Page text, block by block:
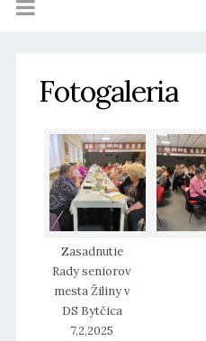
Fotogaleria
Zasadnutie
Rady seniorov
mesta Žiliny v
DS Bytčica
7,2,2025